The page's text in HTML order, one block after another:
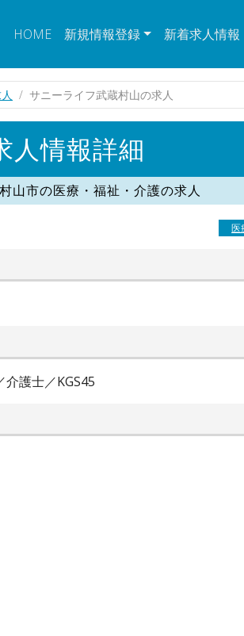
HOME 新規情報登録 新着求人情報
サニーライフ武蔵村山の求人
人情報詳細
山市の医療・福祉・介護の求人
医
護士／KGS45